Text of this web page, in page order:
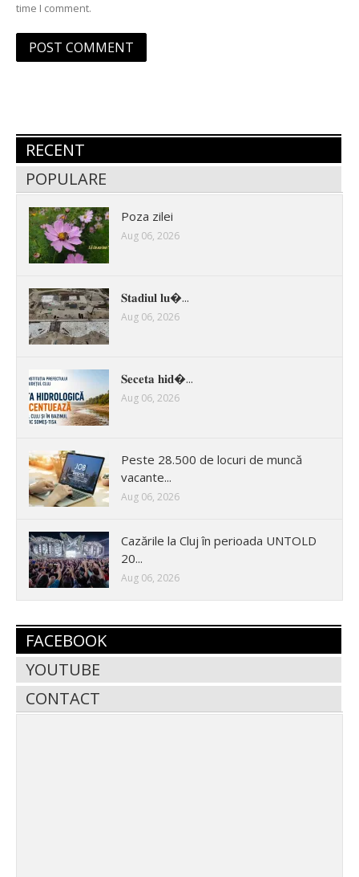
time I comment.
RECENT
POPULARE
Poza zilei
Aug 06, 2026
𝐒𝐭𝐚𝐝𝐢𝐮𝐥 𝐥𝐮�...
Aug 06, 2026
𝐒𝐞𝐜𝐞𝐭𝐚 𝐡𝐢𝐝�...
Aug 06, 2026
Peste 28.500 de locuri de muncă
vacante...
Aug 06, 2026
Cazările la Cluj în perioada UNTOLD
20...
Aug 06, 2026
FACEBOOK
YOUTUBE
CONTACT